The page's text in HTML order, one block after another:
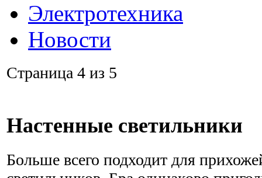
Электротехника
Новости
Страница 4 из 5
Настенные светильники
Больше всего подходит для